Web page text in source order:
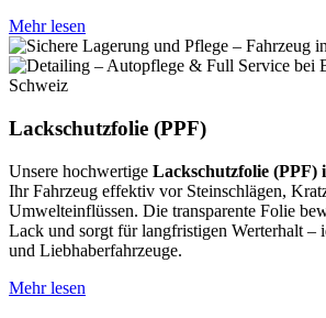
Mehr lesen
Lackschutzfolie (PPF)
Unsere hochwertige Lackschutzfolie (PPF)
Ihr Fahrzeug effektiv vor Steinschlägen,
Umwelteinflüssen. Die transparente Folie
Lack und sorgt für langfristigen Werterhalt –
und Liebhaberfahrzeuge.
Mehr lesen